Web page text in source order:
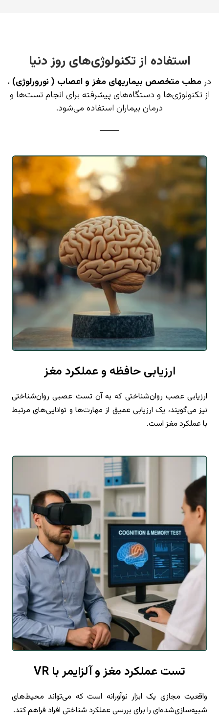
استفاده از تکنولوژی‌های روز دنیا
درمطب متخصص بیماریهای مغز و اعصاب ( نورورلوژی) ،
از تکنولوژی‌ها و دستگاه‌های پیشرفته برای انجام تست‌ها و
درمان بیماران استفاده می‌شود.
ارزیابی حافظه و عملکرد مغز
ارزیابی عصب روان‌شناختی که به آن تست عصبی روان‌شناختی
نیز می‌گویند، یک ارزیابی عمیق از مهارت‌ها و توانایی‌های مرتبط
با عملکرد مغز است.
تست عملکرد مغز و آلزایمر با VR
واقعیت مجازی یک ابزار نوآورانه است که می‌تواند محیط‌های
شبیه‌سازی‌شده‌ای را برای بررسی عملکرد شناختی افراد فراهم کند.